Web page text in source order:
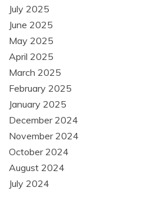
July 2025
June 2025
May 2025
April 2025
March 2025
February 2025
January 2025
December 2024
November 2024
October 2024
August 2024
July 2024